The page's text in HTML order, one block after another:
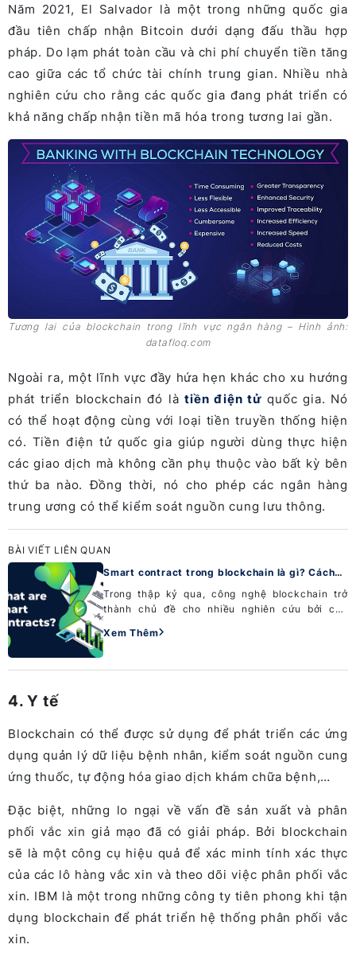
Năm 2021, ​​El Salvador là một trong những quốc gia
đầu tiên chấp nhận Bitcoin dưới dạng đấu thầu hợp
pháp. Do lạm phát toàn cầu và chi phí chuyển tiền tăng
cao giữa các tổ chức tài chính trung gian. Nhiều nhà
nghiên cứu cho rằng các quốc gia đang phát triển có
khả năng chấp nhận tiền mã hóa trong tương lai gần.
Tương lai của blockchain trong lĩnh vực ngân hàng – Hình ảnh:
datafloq.com
Ngoài ra, một lĩnh vực đầy hứa hẹn khác cho xu hướng
phát triển blockchain đó làtiền điện tử quốc gia. Nó
có thể hoạt động cùng với loại tiền truyền thống hiện
có. Tiền điện tử quốc gia giúp người dùng thực hiện
các giao dịch mà không cần phụ thuộc vào bất kỳ bên
thứ ba nào. Đồng thời, nó cho phép các ngân hàng
trung ương có thể kiểm soát nguồn cung lưu thông.
BÀI VIẾT LIÊN QUAN
Smart contract trong blockchain là gì? Cách
thức hoạt động của hợp đồng thông minh
Trong thập kỷ qua, công nghệ blockchain trở
thành chủ đề cho nhiều nghiên cứu bởi các
giao dịch ngang hàng,... V�...
Xem Thêm
4. Y tế
Blockchain có thể được sử dụng để phát triển các ứng
dụng quản lý dữ liệu bệnh nhân, kiểm soát nguồn cung
ứng thuốc, tự động hóa giao dịch khám chữa bệnh,…
Đặc biệt, những lo ngại về vấn đề sản xuất và phân
phối vắc xin giả mạo đã có giải pháp. Bởi blockchain
sẽ là một công cụ hiệu quả để xác minh tính xác thực
của các lô hàng vắc xin và theo dõi việc phân phối vắc
xin. IBM là một trong những công ty tiên phong khi tận
dụng blockchain để phát triển hệ thống phân phối vắc
xin.